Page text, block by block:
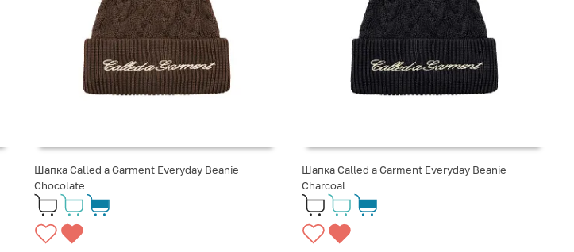
Шапка Called a Garment Everyday Beanie
Chocolate
Шапка Called a Garment Everyday Beanie
Сharcoal